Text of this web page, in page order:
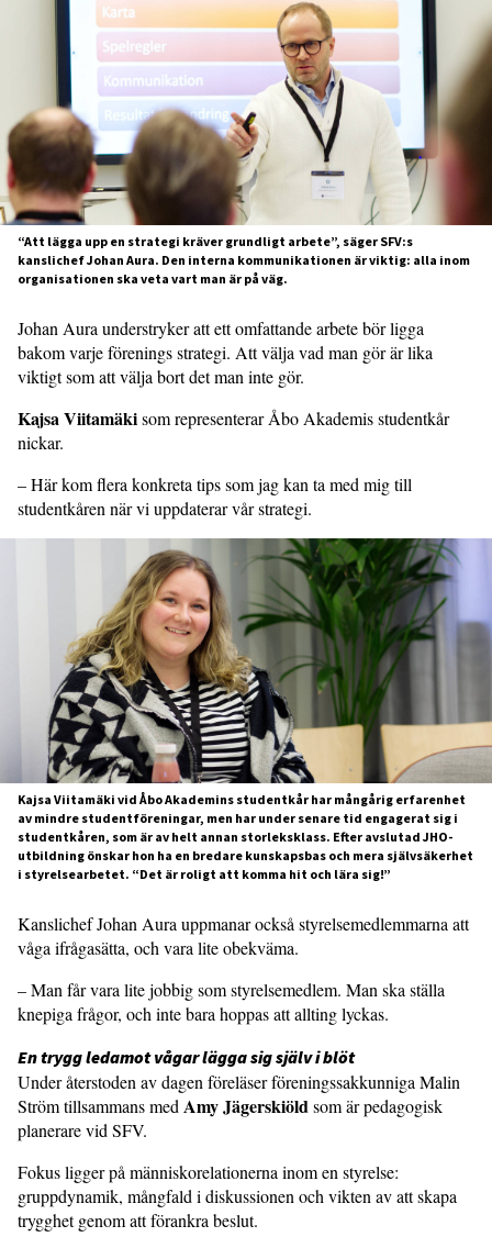
“Att lägga upp en strategi kräver grundligt arbete”, säger SFV:s
kanslichef Johan Aura. Den interna kommunikationen är viktig: alla inom
organisationen ska veta vart man är på väg.
Johan Aura understryker att ett omfattande arbete bör ligga
bakom varje förenings strategi. Att välja vad man gör är lika
viktigt som att välja bort det man inte gör.
Kajsa Viitamäkisom representerar Åbo Akademis studentkår
nickar.
– Här kom flera konkreta tips som jag kan ta med mig till
studentkåren när vi uppdaterar vår strategi.
Kajsa Viitamäki vid Åbo Akademins studentkår har mångårig erfarenhet
av mindre studentföreningar, men har under senare tid engagerat sig i
studentkåren, som är av helt annan storleksklass. Efter avslutad JHO-
utbildning önskar hon ha en bredare kunskapsbas och mera självsäkerhet
i styrelsearbetet. “Det är roligt att komma hit och lära sig!”
Kanslichef Johan Aura uppmanar också styrelsemedlemmarna att
våga ifrågasätta, och vara lite obekväma.
– Man får vara lite jobbig som styrelsemedlem. Man ska ställa
knepiga frågor, och inte bara hoppas att allting lyckas.
En trygg ledamot vågar lägga sig själv i blöt
Under återstoden av dagen föreläser föreningssakkunniga Malin
Ström tillsammans med Amy Jägerskiöld som är pedagogisk
planerare vid SFV.
Fokus ligger på människorelationerna inom en styrelse:
gruppdynamik, mångfald i diskussionen och vikten av att skapa
trygghet genom att förankra beslut.